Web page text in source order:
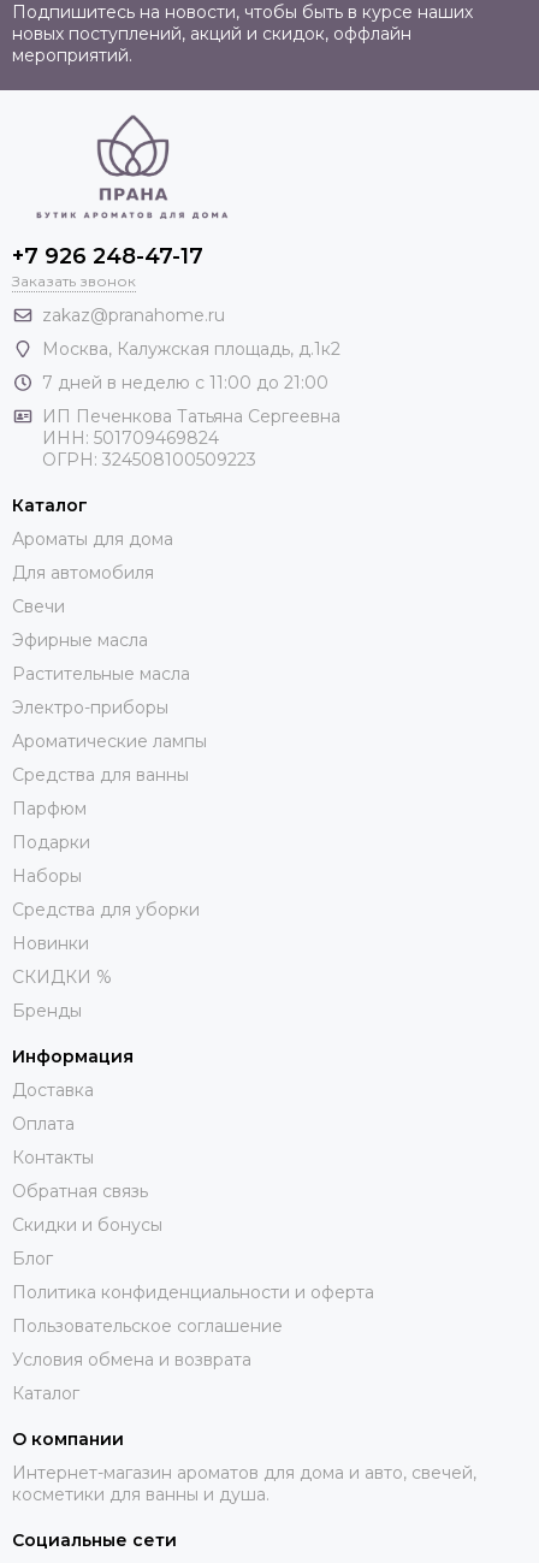
Подпишитесь на новости, чтобы быть в курсе наших
новых поступлений, акций и скидок, оффлайн
мероприятий.
+7 926 248-47-17
Заказать звонок
zakaz@pranahome.ru
Москва, Калужская площадь, д.1к2
7 дней в неделю с 11:00 до 21:00
ИП Печенкова Татьяна Сергеевна
ИНН: 501709469824
ОГРН: 324508100509223
Каталог
Ароматы для дома
Для автомобиля
Свечи
Эфирные масла
Растительные масла
Электро-приборы
Ароматические лампы
Средства для ванны
Парфюм
Подарки
Наборы
Средства для уборки
Новинки
СКИДКИ %
Бренды
Информация
Доставка
Оплата
Контакты
Обратная связь
Скидки и бонусы
Блог
Политика конфиденциальности и оферта
Пользовательское соглашение
Условия обмена и возврата
Каталог
О компании
Интернет-магазин ароматов для дома и авто, свечей,
косметики для ванны и душа.
Социальные сети